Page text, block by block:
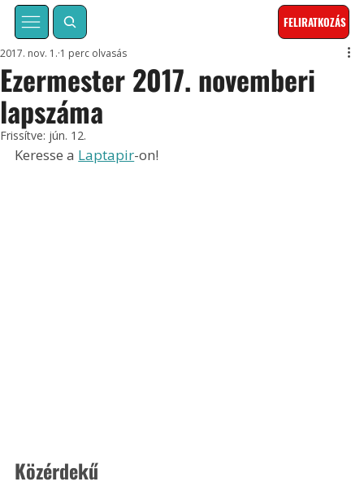
FELIRATKOZÁS
Ezermester 2017. novemberi
lapszáma
2017. nov. 1. 1 perc olvasás
Frissítve: jún. 12.
Keresse a Laptapir-on!
Közérdekű